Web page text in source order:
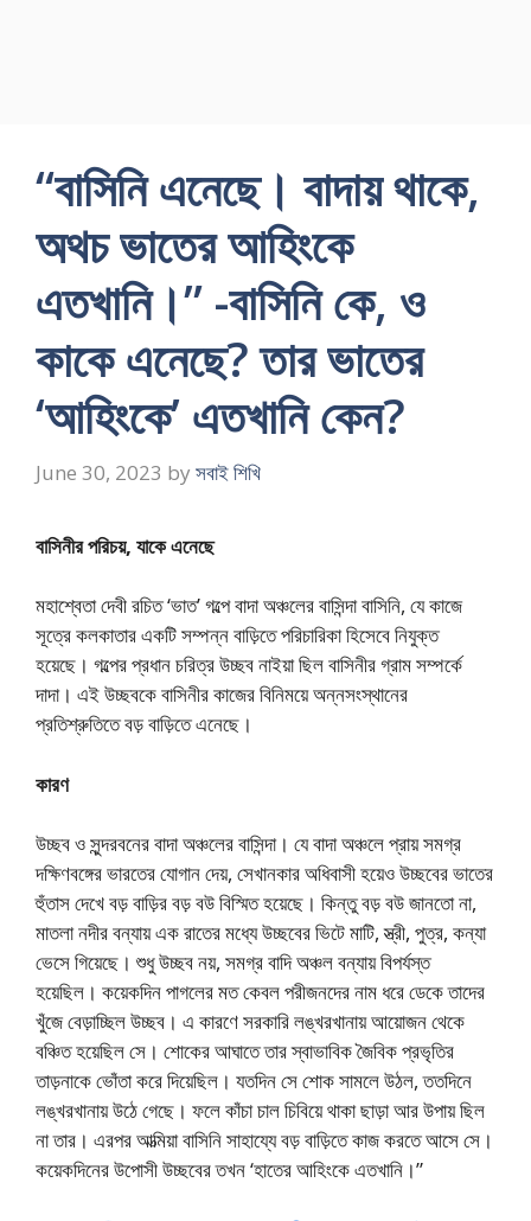
“বাসিনি এনেছে। বাদায় থাকে,
অথচ ভাতের আহিংকে
এতখানি।” -বাসিনি কে, ও
কাকে এনেছে? তার ভাতের
‘আহিংকে’ এতখানি কেন?
June 30, 2023 by সবাই শিখি
বাসিনীর পরিচয়, যাকে এনেছে
মহাশ্বেতা দেবী রচিত ‘ভাত’ গল্পে বাদা অঞ্চলের বাসিন্দা বাসিনি, যে কাজে
সূত্রে কলকাতার একটি সম্পন্ন বাড়িতে পরিচারিকা হিসেবে নিযুক্ত
হয়েছে। গল্পের প্রধান চরিত্র উচ্ছব নাইয়া ছিল বাসিনীর গ্রাম সম্পর্কে
দাদা। এই উচ্ছবকে বাসিনীর কাজের বিনিময়ে অন্নসংস্থানের
প্রতিশ্রুতিতে বড় বাড়িতে এনেছে।
কারণ
উচ্ছব ও সুন্দরবনের বাদা অঞ্চলের বাসিন্দা। যে বাদা অঞ্চলে প্রায় সমগ্র
দক্ষিণবঙ্গের ভারতের যোগান দেয়, সেখানকার অধিবাসী হয়েও উচ্ছবের ভাতের
হুঁতাস দেখে বড় বাড়ির বড় বউ বিস্মিত হয়েছে। কিন্তু বড় বউ জানতো না,
মাতলা নদীর বন্যায় এক রাতের মধ্যে উচ্ছবের ভিটে মাটি, স্ত্রী, পুত্র, কন্যা
ভেসে গিয়েছে। শুধু উচ্ছব নয়, সমগ্র বাদি অঞ্চল বন্যায় বিপর্যস্ত
হয়েছিল। কয়েকদিন পাগলের মত কেবল পরীজনদের নাম ধরে ডেকে তাদের
খুঁজে বেড়াচ্ছিল উচ্ছব। এ কারণে সরকারি লঙ্খরখানায় আয়োজন থেকে
বঞ্চিত হয়েছিল সে। শোকের আঘাতে তার স্বাভাবিক জৈবিক প্রভৃতির
তাড়নাকে ভোঁতা করে দিয়েছিল। যতদিন সে শোক সামলে উঠল, ততদিনে
লঙ্খরখানায় উঠে গেছে। ফলে কাঁচা চাল চিবিয়ে থাকা ছাড়া আর উপায় ছিল
না তার। এরপর আত্মিয়া বাসিনি সাহায্যে বড় বাড়িতে কাজ করতে আসে সে।
কয়েকদিনের উপোসী উচ্ছবের তখন ‘হাতের আহিংকে এতখানি।”